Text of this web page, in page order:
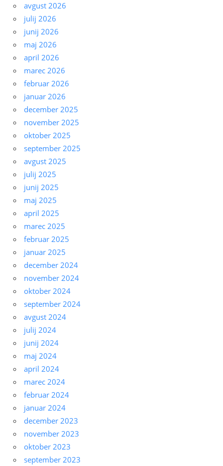
avgust 2026
julij 2026
junij 2026
maj 2026
april 2026
marec 2026
februar 2026
januar 2026
december 2025
november 2025
oktober 2025
september 2025
avgust 2025
julij 2025
junij 2025
maj 2025
april 2025
marec 2025
februar 2025
januar 2025
december 2024
november 2024
oktober 2024
september 2024
avgust 2024
julij 2024
junij 2024
maj 2024
april 2024
marec 2024
februar 2024
januar 2024
december 2023
november 2023
oktober 2023
september 2023